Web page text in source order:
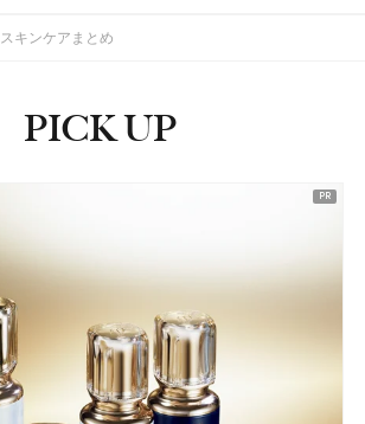
スキンケアまとめ
PICK UP